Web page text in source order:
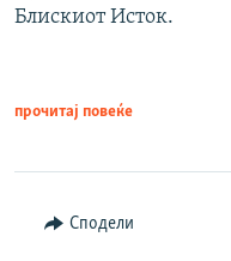
Блискиот Исток.
прочитај повеќе
Сподели